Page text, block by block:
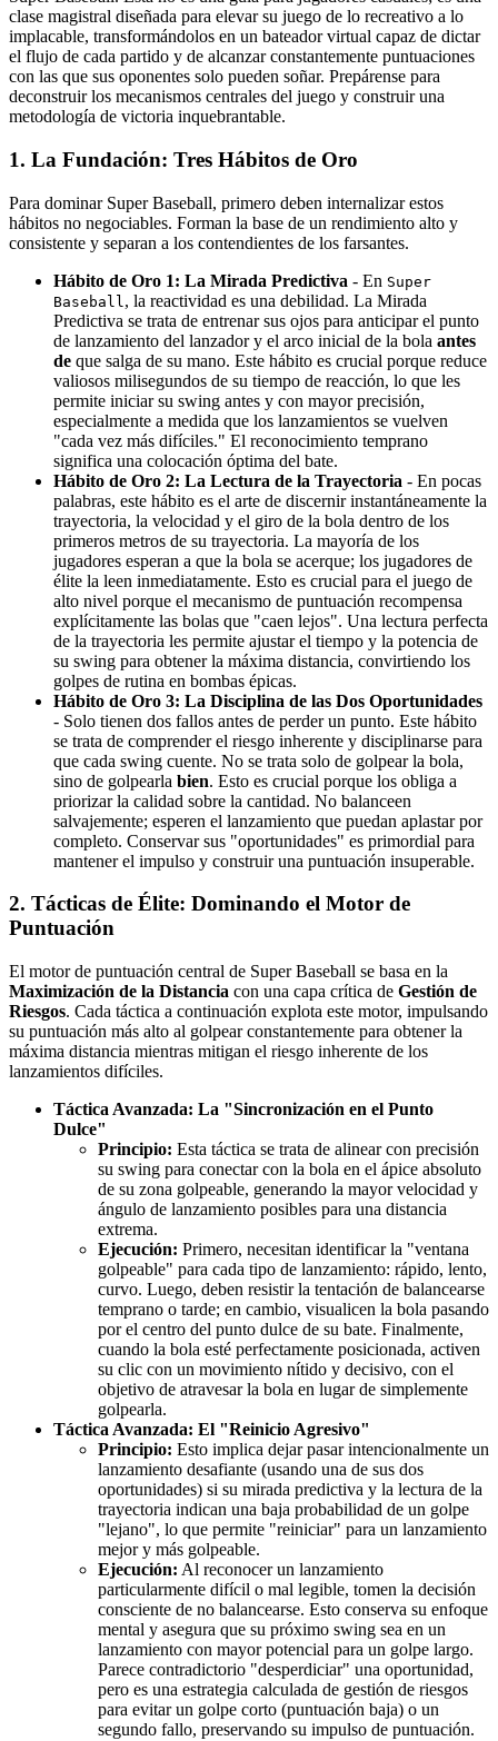
clase magistral diseñada para elevar su juego de lo recreativo a lo
implacable, transformándolos en un bateador virtual capaz de dictar
el flujo de cada partido y de alcanzar constantemente puntuaciones
con las que sus oponentes solo pueden soñar. Prepárense para
deconstruir los mecanismos centrales del juego y construir una
metodología de victoria inquebrantable.
1. La Fundación: Tres Hábitos de Oro
Para dominar Super Baseball, primero deben internalizar estos
hábitos no negociables. Forman la base de un rendimiento alto y
consistente y separan a los contendientes de los farsantes.
Hábito de Oro 1: La Mirada Predictiva - En Super
Baseball , la reactividad es una debilidad. La Mirada
Predictiva se trata de entrenar sus ojos para anticipar el punto
de lanzamiento del lanzador y el arco inicial de la bola antes
de que salga de su mano. Este hábito es crucial porque reduce
valiosos milisegundos de su tiempo de reacción, lo que les
permite iniciar su swing antes y con mayor precisión,
especialmente a medida que los lanzamientos se vuelven
"cada vez más difíciles." El reconocimiento temprano
significa una colocación óptima del bate.
Hábito de Oro 2: La Lectura de la Trayectoria - En pocas
palabras, este hábito es el arte de discernir instantáneamente la
trayectoria, la velocidad y el giro de la bola dentro de los
primeros metros de su trayectoria. La mayoría de los
jugadores esperan a que la bola se acerque; los jugadores de
élite la leen inmediatamente. Esto es crucial para el juego de
alto nivel porque el mecanismo de puntuación recompensa
explícitamente las bolas que "caen lejos". Una lectura perfecta
de la trayectoria les permite ajustar el tiempo y la potencia de
su swing para obtener la máxima distancia, convirtiendo los
golpes de rutina en bombas épicas.
Hábito de Oro 3: La Disciplina de las Dos Oportunidades
- Solo tienen dos fallos antes de perder un punto. Este hábito
se trata de comprender el riesgo inherente y disciplinarse para
que cada swing cuente. No se trata solo de golpear la bola,
sino de golpearla bien. Esto es crucial porque los obliga a
priorizar la calidad sobre la cantidad. No balanceen
salvajemente; esperen el lanzamiento que puedan aplastar por
completo. Conservar sus "oportunidades" es primordial para
mantener el impulso y construir una puntuación insuperable.
2. Tácticas de Élite: Dominando el Motor de
Puntuación
El motor de puntuación central de Super Baseball se basa en la
Maximización de la Distancia con una capa crítica de Gestión de
Riesgos. Cada táctica a continuación explota este motor, impulsando
su puntuación más alto al golpear constantemente para obtener la
máxima distancia mientras mitigan el riesgo inherente de los
lanzamientos difíciles.
Táctica Avanzada: La "Sincronización en el Punto
Dulce"
Principio: Esta táctica se trata de alinear con precisión
su swing para conectar con la bola en el ápice absoluto
de su zona golpeable, generando la mayor velocidad y
ángulo de lanzamiento posibles para una distancia
extrema.
Ejecución: Primero, necesitan identificar la "ventana
golpeable" para cada tipo de lanzamiento: rápido, lento,
curvo. Luego, deben resistir la tentación de balancearse
temprano o tarde; en cambio, visualicen la bola pasando
por el centro del punto dulce de su bate. Finalmente,
cuando la bola esté perfectamente posicionada, activen
su clic con un movimiento nítido y decisivo, con el
objetivo de atravesar la bola en lugar de simplemente
golpearla.
Táctica Avanzada: El "Reinicio Agresivo"
Principio: Esto implica dejar pasar intencionalmente un
lanzamiento desafiante (usando una de sus dos
oportunidades) si su mirada predictiva y la lectura de la
trayectoria indican una baja probabilidad de un golpe
"lejano", lo que permite "reiniciar" para un lanzamiento
mejor y más golpeable.
Ejecución: Al reconocer un lanzamiento
particularmente difícil o mal legible, tomen la decisión
consciente de no balancearse. Esto conserva su enfoque
mental y asegura que su próximo swing sea en un
lanzamiento con mayor potencial para un golpe largo.
Parece contradictorio "desperdiciar" una oportunidad,
pero es una estrategia calculada de gestión de riesgos
para evitar un golpe corto (puntuación baja) o un
segundo fallo, preservando su impulso de puntuación.